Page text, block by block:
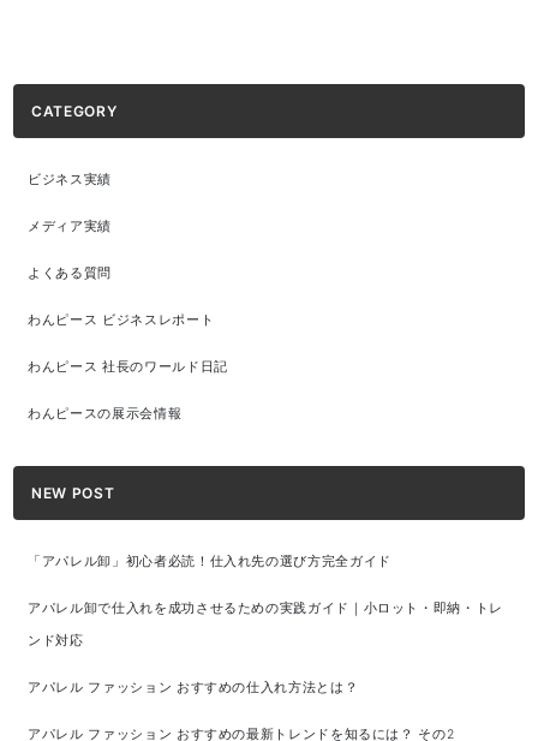
CATEGORY
ビジネス実績
メディア実績
よくある質問
わんピース ビジネスレポート
わんピース 社長のワールド日記
わんピースの展示会情報
NEW POST
「アパレル卸」初心者必読！仕入れ先の選び方完全ガイド
アパレル卸で仕入れを成功させるための実践ガイド｜小ロット・即納・トレ
ンド対応
アパレル ファッション おすすめの仕入れ方法とは？
アパレル ファッション おすすめの最新トレンドを知るには？ その2